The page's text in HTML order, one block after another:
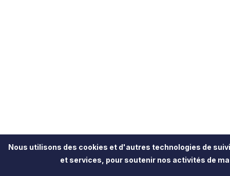
Nous utilisons des cookies et d'autres technologies de
et services, pour soutenir nos activités de